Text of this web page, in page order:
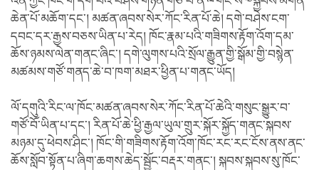
ཆེན་པོ་མཆོག་དང་། མཚན་ཞབས་སེར་ཀོང་རིན་པོ་ཆེ། དགེ་བཤེས་ངག་
དབང་དར་རྒྱས་བཅས་ཡིན་པ་རེད། ཁོང་རྣམ་པའི་གཟིགས་རྟོག་འོག་དམ་
ཆོས་ཉམས་ལེན་གནང་ཞིང་། དགེ་ལུགས་པའི་སྲོལ་རྒྱུན་གྱི་སྒོམ་གྱི་བསྙེན་
མཚམས་གཙོ་གནད་ཆེ་བ་ཁག་མཐར་ཕྱིན་པ་གནང་ཡོད།
ལོ་དགུའི་རིང་ལ་ཁོང་མཚན་ཞབས་སེར་ཀོང་རིན་པོ་ཆེའི་གསུང་སྒྱུར་བ་
གཙོ་བོ་ཡིན་པ་དང་། རིན་པོ་ཆེ་ཕྱི་རྒྱལ་ཡུལ་གྲུར་སྐོར་སྐྱོད་གནང་སྐབས་
མཉམ་དུ་ཕེབས་ཤིང་། ཁོང་གི་གཟིགས་རྟོག་འོག་ཁོང་རང་རང་ངོས་ནས་ནང་
ཆོས་སློབ་སྟོན་པ་ཞིག་ཆགས་ཆེད་སྦྱོང་བརྡར་གནང་། སྐབས་སྐབས་སུ་ཁོང་